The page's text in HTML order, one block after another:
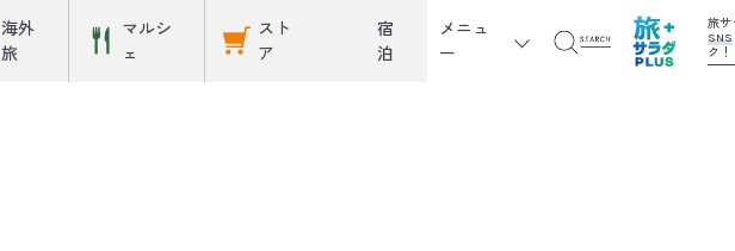
海外
旅
マルシ
ェ
スト
ア
宿
泊
メニュ
ー
旅サ
SNS
ク！